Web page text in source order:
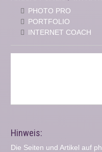
PHOTO PRO
PORTFOLIO
INTERNET COACH
Hinweis:
Die Seiten und Artikel auf